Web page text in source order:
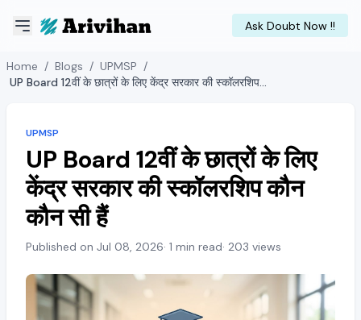
Ask Doubt Now !!
Home / Blogs / UPMSP /
UP Board 12वीं के छात्रों के लिए केंद्र सरकार की स्कॉलरशिप कौन कौन सी हैं
UPMSP
UP Board 12वीं के छात्रों के लिए
केंद्र सरकार की स्कॉलरशिप कौन
कौन सी हैं
Published on Jul 08, 2026· 1 min read· 203 views